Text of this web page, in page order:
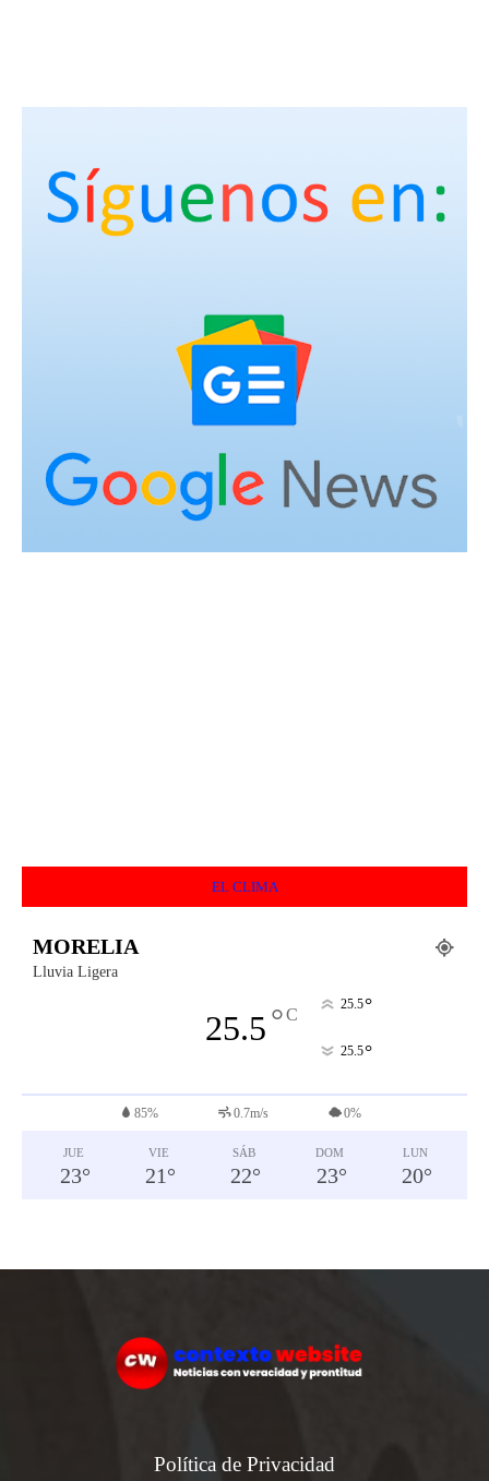
EL CLIMA
MORELIA
Lluvia Ligera
25.5°C
25.5°
25.5°
85% 0.7m/s 0%
JUE
23°
VIE
21 °
SÁB
22°
DOM
23°
LUN
20°
Política de Privacidad